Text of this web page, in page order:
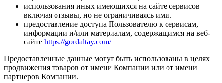
использования иных имеющихся на сайте сервисов
включая отзывы, но не ограничиваясь ими.
предоставление доступа Пользователю к сервисам,
информации и/или материалам, содержащимся на веб-
сайте https://gordaltay.com/
Предоставленные данные могут быть использованы в целях
продвижения товаров от имени Компании или от имени
партнеров Компании.